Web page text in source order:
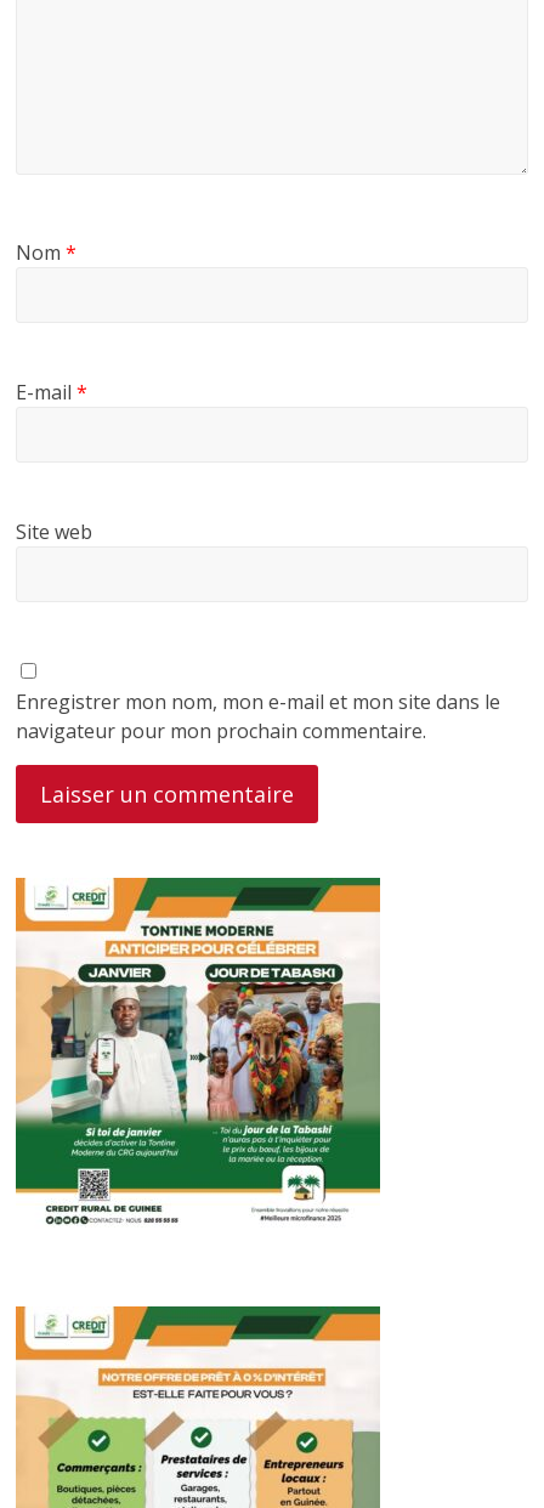
Nom*
E-mail*
Site web
Enregistrer mon nom, mon e-mail et mon site dans le
navigateur pour mon prochain commentaire.